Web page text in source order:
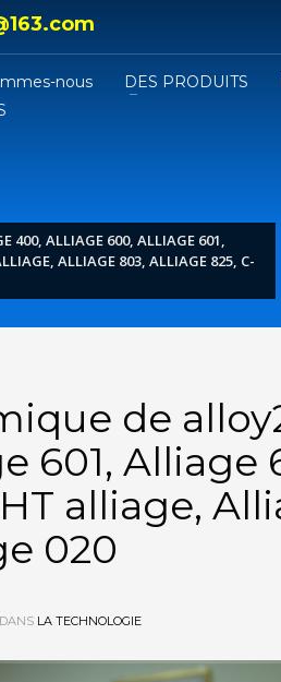
nous DES PRODUITS
400, ALLIAGE 600, ALLIAGE 601,
ALLIAGE 803, ALLIAGE 825, C-
de
601, Alliage
alliage,
020
LA TECHNOLOGIE